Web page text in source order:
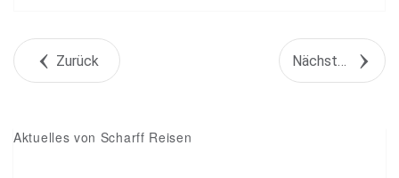
+1Zurück Nächstes Objekt
Aktuelles von Scharff Reisen